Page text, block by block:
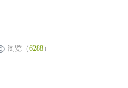
浏览（6288）